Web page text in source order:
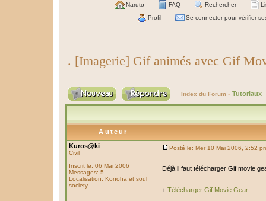
Naruto FAQ Rechercher
Profil Se connecter pour vérifier
. [Imagerie] Gif animés avec Gif
Index du Forum - Tutoriaux
Auteur
Kuros@ki
Civil
Inscrit le: 06 Mai 2006
Messages: 5
Localisation: Konoha et soul
society
Posté le: Mer 10 Mai 2006, 2:52
Déjà il faut télécharger Gif movie
+ Télécharger Gif Movie Gear